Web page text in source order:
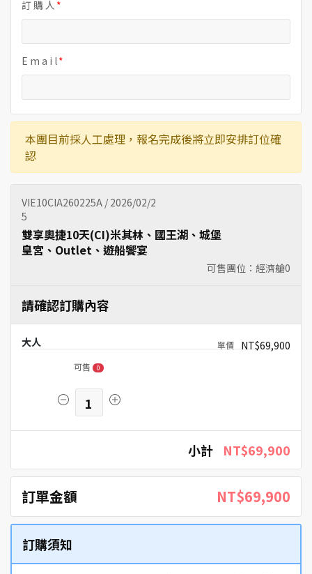
訂 購 人
E m a i l
本團目前採人工處理，報名完成後將立即安排訂位確
認
VIE10CIA260225A / 2026/02/2
5
可售團位：經濟艙0
雙享奧捷10天(CI)米其林、國王湖、城堡
皇宮、Outlet、遊船饗宴
請確認訂購內容
大人 NT$69,900
可售 0
1
小計 NT$69,900
訂單金額 NT$69,900
訂購須知